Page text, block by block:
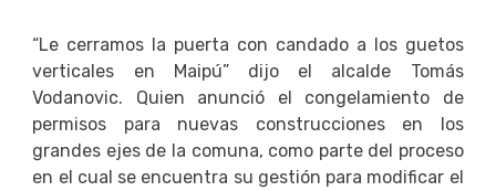
“Le cerramos la puerta con candado a los guetos
verticales en Maipú” dijo el alcalde Tomás
Vodanovic. Quien anunció el congelamiento de
permisos para nuevas construcciones en los
grandes ejes de la comuna, como parte del proceso
en el cual se encuentra su gestión para modificar el